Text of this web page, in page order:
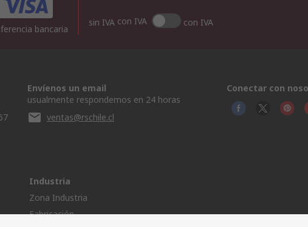
bancaria
sin IVA con IVA con IVA
Envíenos un email
usualmente respondemos en 24 horas
ventas@rschile.cl
Conectar con
Industria
Zona Industria
Fabricación